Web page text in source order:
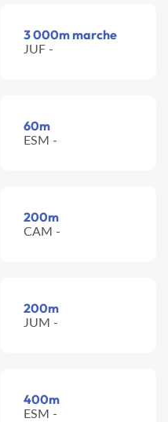
3 000m marche
JUF -
60m
ESM -
200m
CAM -
200m
JUM -
400m
ESM -